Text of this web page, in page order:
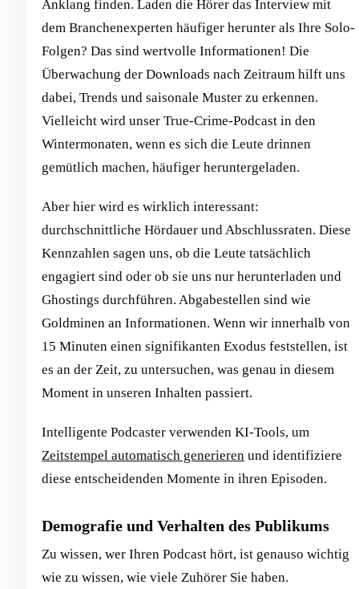
Anklang finden. Laden die Hörer das Interview mit
dem Branchenexperten häufiger herunter als Ihre Solo-
Folgen? Das sind wertvolle Informationen! Die
Überwachung der Downloads nach Zeitraum hilft uns
dabei, Trends und saisonale Muster zu erkennen.
Vielleicht wird unser True-Crime-Podcast in den
Wintermonaten, wenn es sich die Leute drinnen
gemütlich machen, häufiger heruntergeladen.
Aber hier wird es wirklich interessant:
durchschnittliche Hördauer und Abschlussraten. Diese
Kennzahlen sagen uns, ob die Leute tatsächlich
engagiert sind oder ob sie uns nur herunterladen und
Ghostings durchführen. Abgabestellen sind wie
Goldminen an Informationen. Wenn wir innerhalb von
15 Minuten einen signifikanten Exodus feststellen, ist
es an der Zeit, zu untersuchen, was genau in diesem
Moment in unseren Inhalten passiert.
Intelligente Podcaster verwenden KI-Tools, um
Zeitstempel automatisch generieren und identifiziere
diese entscheidenden Momente in ihren Episoden.
Demografie und Verhalten des Publikums
Zu wissen, wer Ihren Podcast hört, ist genauso wichtig
wie zu wissen, wie viele Zuhörer Sie haben.